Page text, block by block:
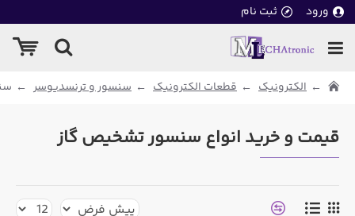
ورود ثبت نام
الکترونیک قطعات الکترونیک سنسور و ترنسدیوسر
قیمت و خرید انواع سنسور تشخیص گاز